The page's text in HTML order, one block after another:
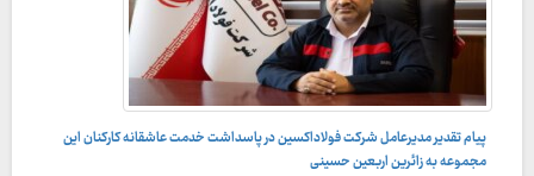
پیام تقدیر مدیرعامل شرکت فولاداکسین در پاسداشت خدمت عاشقانه کارکنان این
مجموعه به زائرین اربعین حسینی